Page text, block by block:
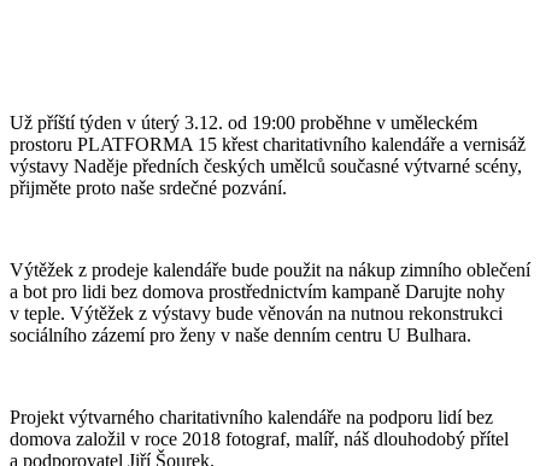
Už příští týden v úterý 3.12. od 19:00 proběhne v uměleckém
prostoru PLATFORMA 15 křest charitativního kalendáře a vernisáž
výstavy Naděje předních českých umělců současné výtvarné scény,
přijměte proto naše srdečné pozvání.
Výtěžek z prodeje kalendáře bude použit na nákup zimního oblečení
a bot pro lidi bez domova prostřednictvím kampaně Darujte nohy
v teple. Výtěžek z výstavy bude věnován na nutnou rekonstrukci
sociálního zázemí pro ženy v naše denním centru U Bulhara.
Projekt výtvarného charitativního kalendáře na podporu lidí bez
domova založil v roce 2018 fotograf, malíř, náš dlouhodobý přítel
a podporovatel Jiří Šourek.